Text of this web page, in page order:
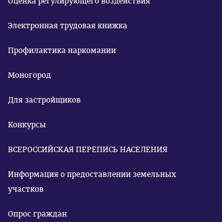
Электронная трудовая книжка
Профилактика наркомании
Моногород
Для застройщиков
Конкурсы
ВСЕРОССИЙСКАЯ ПЕРЕПИСЬ НАСЕЛЕНИЯ
Информация о предоставлении земельных
участков
Опрос граждан